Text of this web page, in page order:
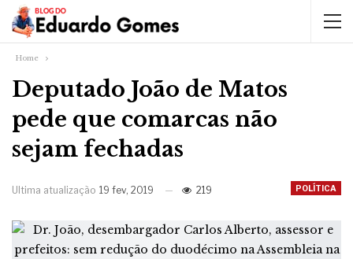
Home
Deputado João de Matos
pede que comarcas não
sejam fechadas
POLÍTICA
Ultima atualização 19 fev, 2019 219